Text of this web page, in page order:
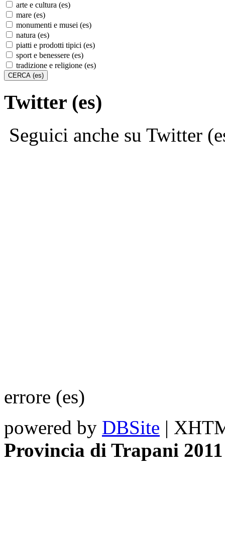
arte e cultura (es)
mare (es)
monumenti e musei (es)
natura (es)
piatti e prodotti tipici (es)
sport e benessere (es)
tradizione e religione (es)
Twitter (es)
Seguici anche su Twitter
errore (es)
powered by DBSite |
Provincia di Trapani 2011